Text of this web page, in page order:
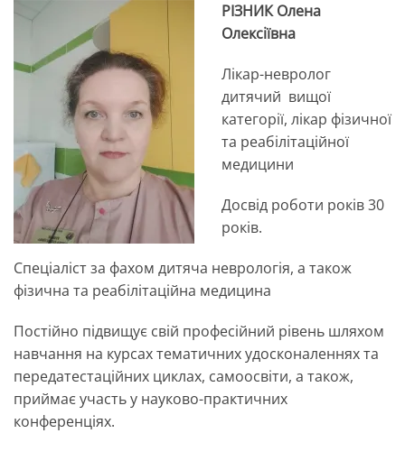
РІЗНИК Олена
Олексіївна
Лікар-невролог
дитячий вищої
категорії, лікар фізичної
та реабілітаційної
медицини
Досвід роботи років 30
років.
Спеціаліст за фахом дитяча неврологія, а також
фізична та реабілітаційна медицина
Постійно підвищує свій професійний рівень шляхом
навчання на курсах тематичних удосконаленнях та
передатестаційних циклах, самоосвіти, а також,
приймає участь у науково-практичних
конференціях.